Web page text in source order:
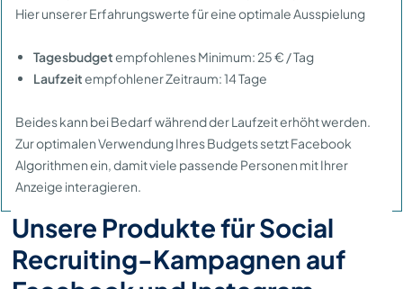
Hier unserer Erfahrungswerte für eine optimale Ausspielung
Tagesbudgetempfohlenes Minimum: 25 € / Tag
Laufzeitempfohlener Zeitraum: 14 Tage
Beides kann bei Bedarf während der Laufzeit erhöht werden.
Zur optimalen Verwendung Ihres Budgets setzt Facebook
Algorithmen ein, damit viele passende Personen mit Ihrer
Anzeige interagieren.
Unsere Produkte für Social
Recruiting-Kampagnen auf